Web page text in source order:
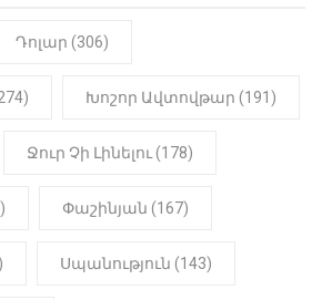
19:15
Հայտնի է՝ ովքեր են
դրանից
է Վիվիեն Բաստաջյանը
ընթացքում
Դոլար (306)
Խոշոր Ավտովթար (191)
Ջուր Չի Լինելու (178)
Փաշինյան (167)
Սպանություն (143)